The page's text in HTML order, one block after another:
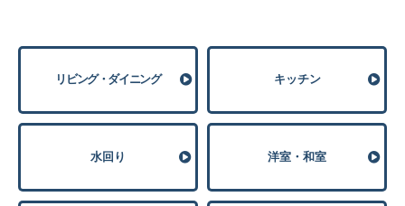
リビング・ダイニング キッチン
⽔回り 洋室・和室